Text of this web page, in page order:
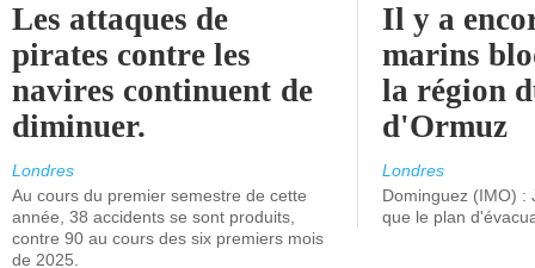
Les attaques de
pirates contre les
navires continuent de
diminuer.
Londres
Au cours du premier semestre de cette
année, 38 accidents se sont produits,
contre 90 au cours des six premiers mois
de 2025.
Il y a
marins
la région
d'Ormuz
Londres
Dominguez (IMO) :
que le plan